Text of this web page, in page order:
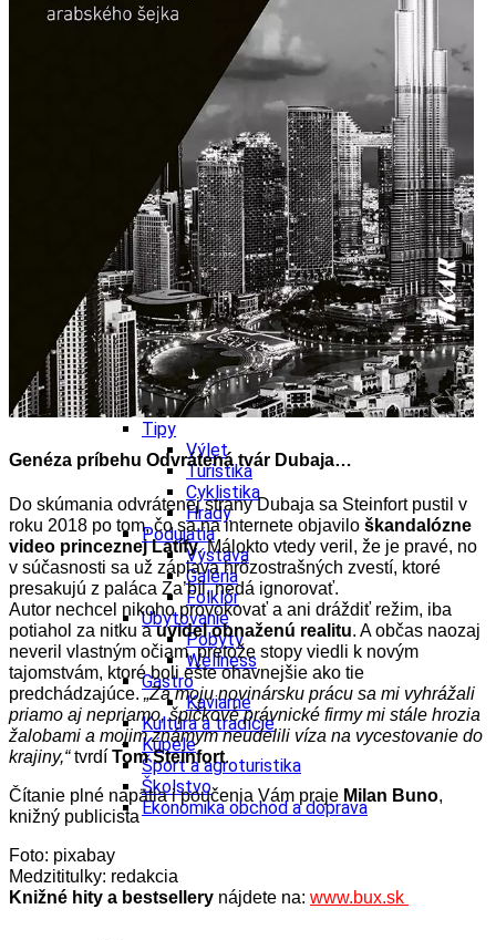
Turistika
Cyklistika
Hrady
Podujatia
Výstava
Galéria
Divadlo
Folklór
Fašiangy
Ubytovanie
Pobyty
Gastro
Kaviarne
Víno
Kultúra a tradície
Šport a agroturistika
Školstvo
Ekonomika obchod a doprava
Prešovský kraj
Tipy
Výlet
Turistika
Cyklistika
Hrady
Podujatia
Výstava
Galéria
Folklór
Ubytovanie
Pobyty
Wellness
Gastro
Kaviarne
Kultúra a tradície
Kúpele
Šport a agroturistika
Školstvo
Ekonomika obchod a doprava
Genéza príbehu Odvrátená tvár Dubaja…
Do skúmania odvrátenej strany Dubaja sa Steinfort pustil v
roku 2018 po tom, čo sa na internete objavilo škandalózne
video princeznej Latífy. Málokto vtedy veril, že je pravé, no
v súčasnosti sa už záplava hrôzostrašných zvestí, ktoré
presakujú z paláca Za’bíl, nedá ignorovať.
Autor nechcel nikoho provokovať a ani dráždiť režim, iba
potiahol za nitku auvidel obnaženú realitu. A občas naozaj
neveril vlastným očiam, pretože stopy viedli k novým
tajomstvám, ktoré boli ešte ohavnejšie ako tie
predchádzajúce.„Za moju novinársku prácu sa mi vyhrážali
priamo aj nepriamo, špičkové právnické firmy mi stále hrozia
žalobami a mojim známym neudelili víza na vycestovanie do
krajiny,“tvrdí Tom Steinfort.
Čítanie plné napätia i poučenia Vám praje Milan Buno,
knižný publicista
Foto: pixabay
Medzititulky: redakcia
Knižné hity a bestsellery nájdete na: www.bux.sk